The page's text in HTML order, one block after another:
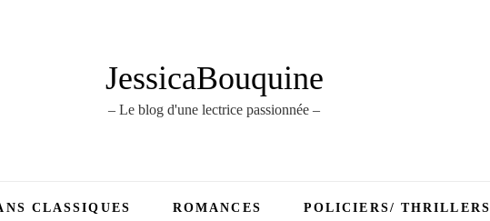
JessicaBouquine
– Le blog d'une lectrice passionnée –
CLASSIQUES ROMANCES POLICIERS/ THRILLERS